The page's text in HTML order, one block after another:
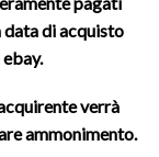
di acquisto
verrà
ammonimento.